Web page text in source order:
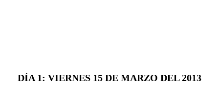
DÍA 1: VIERNES 15 DE MARZO DEL 2013